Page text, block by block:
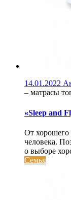
14.01.2022
– матрасы
«Sleep and
От хорошего
человека.
о выборе
Семья